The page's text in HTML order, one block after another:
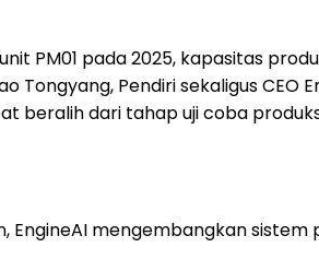
pada 2025, kapasitas
Tongyang, Pendiri sekaligus
beralih dari tahap uji coba
mengembangkan